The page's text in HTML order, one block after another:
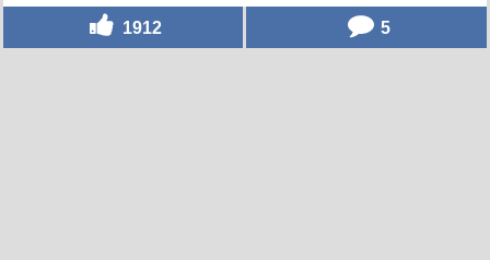
1912 5